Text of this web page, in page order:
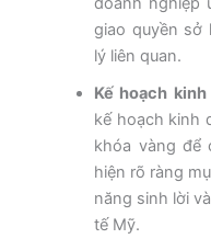
giao quyền sở
lý liên quan.
Kế hoạch kinh
kế hoạch kinh
khóa vàng để
hiện rõ ràng
năng sinh lời
tế Mỹ.